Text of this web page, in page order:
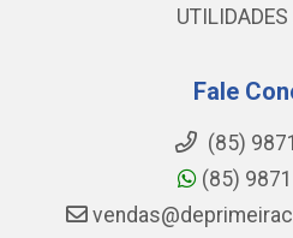
UTILIDADES
Fale
(85)
(85)